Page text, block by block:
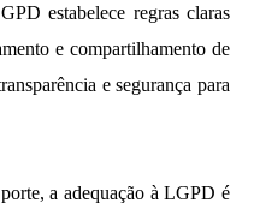
estabelece regras claras
e compartilhamento de
e segurança para
a adequação à LGPD é